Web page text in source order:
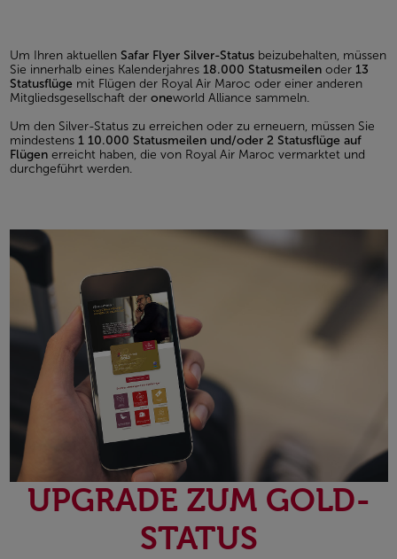
Um Ihren aktuellen Safar Flyer Silver-Statusbeizubehalten, müssen
Sie innerhalb eines Kalenderjahres 18.000 Statusmeilenoder 13
Statusflüge mit Flügen der Royal Air Maroc oder einer anderen
Mitgliedsgesellschaft der oneworld Alliance sammeln.
Um den Silver-Status zu erreichen oder zu erneuern, müssen Sie
mindestens 1 10.000 Statusmeilen und/oder 2 Statusflüge auf
Flügenerreicht haben, die von Royal Air Maroc vermarktet und
durchgeführt werden.
UPGRADE ZUM GOLD-
STATUS